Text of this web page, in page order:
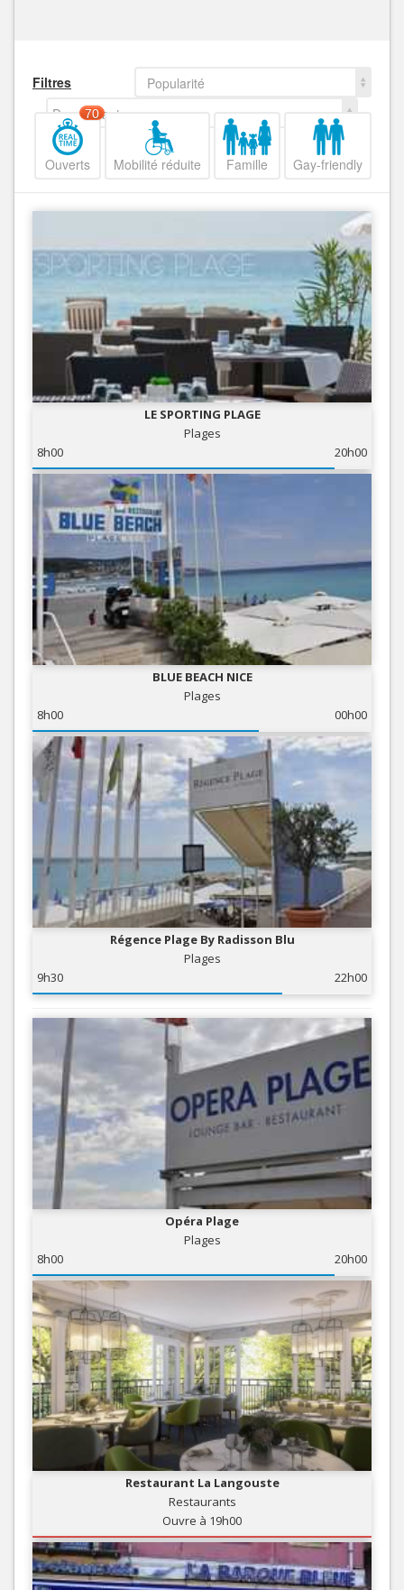
Filtres
Popularité
Decroissant
Ouverts
70
Mobilité réduite Famille Gay-friendly
LE SPORTING PLAGE
Plages
8h00
20h00
BLUE BEACH NICE
Plages
8h00
00h00
Régence Plage By Radisson Blu
Plages
9h30
22h00
Opéra Plage
Plages
8h00
20h00
Restaurant La Langouste
Restaurants
Ouvre à 19h00